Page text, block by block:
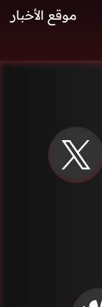
موقع الأخبار